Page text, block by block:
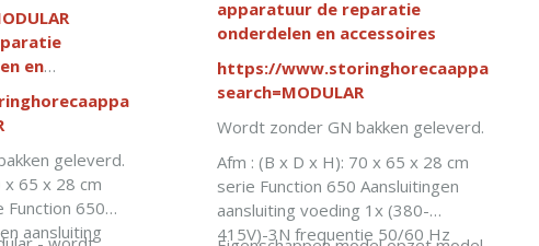
en
search/?
geleverd.
x 65 x 28 cm
Function 650
aansluiting
apparatuur de reparatie
onderdelen en accessoires
https://
search=MODULAR
Wordt zonder GN bakken geleverd.
Afm : (B x D x H): 70 x 65 x 28 cm
serie Function 650 Aansluitingen
aansluiting voeding 1x (380-
415V)-3N frequentie 50/60 Hz